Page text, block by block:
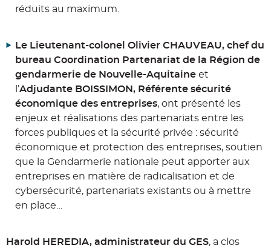
réduits au maximum.
Le Lieutenant-colonel Olivier CHAUVEAU, chef du
bureau Coordination Partenariat de la Région de
gendarmerie de Nouvelle-Aquitaine et
l’Adjudante BOISSIMON, Référente sécurité
économique des entreprises, ont présenté les
enjeux et réalisations des partenariats entre les
forces publiques et la sécurité privée : sécurité
économique et protection des entreprises, soutien
que la Gendarmerie nationale peut apporter aux
entreprises en matière de radicalisation et de
cybersécurité, partenariats existants ou à mettre
en place…
Harold HEREDIA, administrateur du GES, a clos